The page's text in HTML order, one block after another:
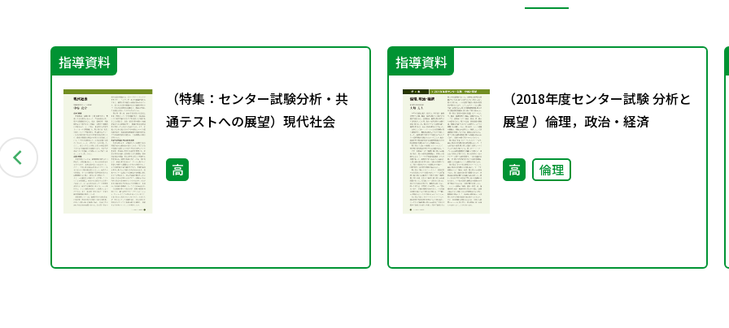
指導資料
（特集：センター試験分析・共
通テストへの展望）現代社会
高
指導資料
（2018年度センター試験 分析と
展望 ）倫理，政治・経済
高 倫理